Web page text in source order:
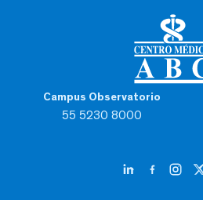
Campus Observatorio
55 5230 8000